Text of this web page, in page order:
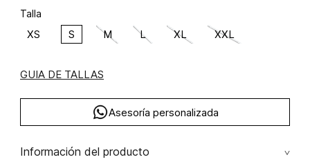
Talla
XS S M L XL XXL
GUIA DE TALLAS
Asesoría personalizada
Información del producto